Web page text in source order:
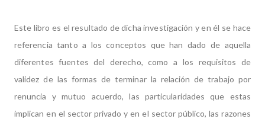
Este libro es el resultado de dicha investigación y en él se hace
referencia tanto a los conceptos que han dado de aquella
diferentes fuentes del derecho, como a los requisitos de
validez de las formas de terminar la relación de trabajo por
renuncia y mutuo acuerdo, las particularidades que estas
implican en el sector privado y en el sector público, las razones